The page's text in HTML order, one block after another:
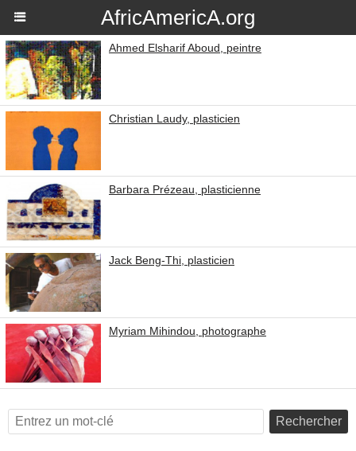
AfricAmericA.org
Ahmed Elsharif Aboud, peintre
Christian Laudy, plasticien
Barbara Prézeau, plasticienne
Jack Beng-Thi, plasticien
Myriam Mihindou, photographe
Rechercher